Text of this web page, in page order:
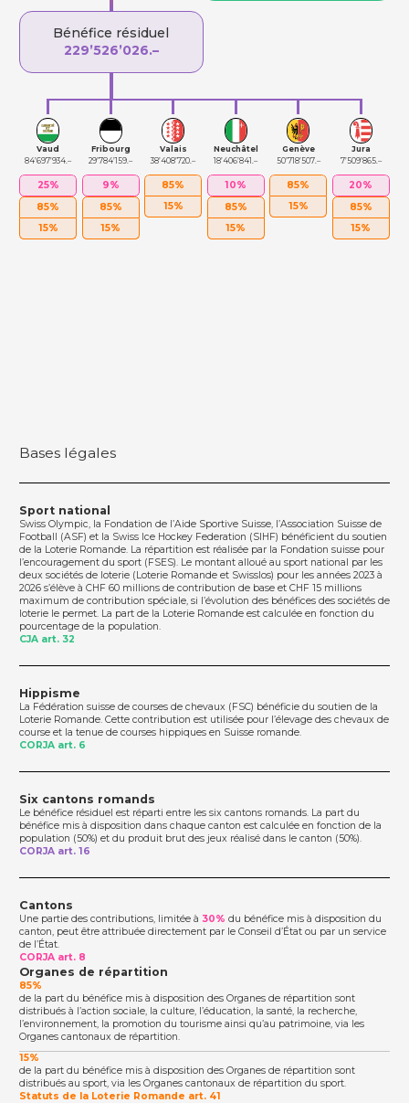
Bases légales
Sport national
Swiss Olympic, la Fondation de l’Aide Sportive Suisse, l’Association Suisse de
Football (ASF) et la Swiss Ice Hockey Federation (SIHF) bénéficient du soutien
de la Loterie Romande. La répartition est réalisée par la Fondation suisse pour
l’encouragement du sport (FSES). Le montant alloué au sport national par les
deux sociétés de loterie (Loterie Romande et Swisslos) pour les années 2023 à
2026 s’élève à CHF 60 millions de contribution de base et CHF 15 millions
maximum de contribution spéciale, si l’évolution des bénéfices des sociétés de
loterie le permet. La part de la Loterie Romande est calculée en fonction du
pourcentage de la population.
CJA art. 32
Hippisme
La Fédération suisse de courses de chevaux (FSC) bénéficie du soutien de la
Loterie Romande. Cette contribution est utilisée pour l’élevage des chevaux de
course et la tenue de courses hippiques en Suisse romande.
CORJA art. 6
Bénéfice résiduel
229’526’026.–
Six cantons romands
Le bénéfice résiduel est réparti entre les six cantons romands. La part du
bénéfice mis à disposition dans chaque canton est calculée en fonction de la
population (50%) et du produit brut des jeux réalisé dans le canton (50%).
CORJA art. 16
Vaud
84’697’934.–
Fribourg
29’784’159.–
Valais
38’408’720.–
Neuchâtel
18’406’841.–
Genève
50’718’507.–
Jura
7’509’865.–
25%
85%
15%
9%
85%
15%
85%
15%
10%
85%
15%
85%
15%
20%
85%
15%
Cantons
Une partie des contributions, limitée à 30% du bénéfice mis à disposition du
canton, peut être attribuée directement par le Conseil d’État ou par un service
de l’État.
CORJA art. 8
Organes de répartition
85%
de la part du bénéfice mis à disposition des Organes de répartition sont
distribués à l’action sociale, la culture, l’éducation, la santé, la recherche,
l’environnement, la promotion du tourisme ainsi qu’au patrimoine, via les
Organes cantonaux de répartition.
15%
de la part du bénéfice mis à disposition des Organes de répartition sont
distribués au sport, via les Organes cantonaux de répartition du sport.
Statuts de la Loterie Romande art. 41